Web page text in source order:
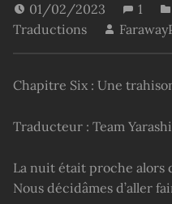
01/02/2023 1
Traductions
Chapitre Six : Une
Traducteur : Team
La nuit était proche alors
Nous décidâmes d’aller